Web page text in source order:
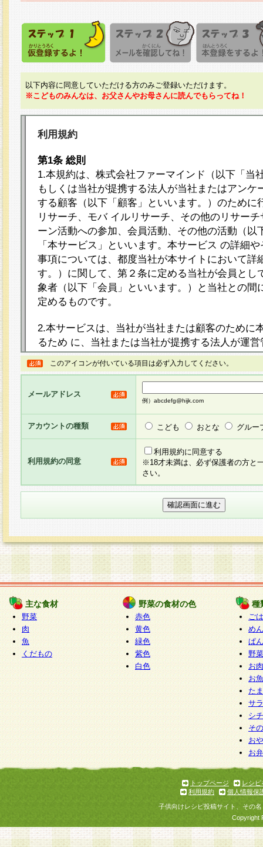
以下内容に同意していただける方のみご登録いただけます。
※こどものみんなは、お父さんやお母さんに読んでもらってね！
利用規約
第1条 総則
1.本規約は、株式会社ファーマインド（以下「当
もしくは当社が提携する法人が当社またはアンケ
する顧客（以下「顧客」といいます。）のために
リサーチ、モバ イルリサーチ、その他のリサー
ーン活動への参加、会員活動、その他の活動（以
「本サービス」といいます。本サービス の詳細
事項については、都度当社が本サイトにおいて詳
す。）に関して、第２条に定める当社が会員とし
象者（以下「会員」といいます。）と当社との間
定めるものです。
2.本サービスは、当社が当社または顧客のために
るため に、当社または当社が提携する法人が運
ト（以下「本サイト」といいます。）上に本サー
ージを設け、会員がアンケー ト調査に回答する
し、その結果を当社が集計・分析その他の利用を
るものです。なお、本サービスは、それぞれの目
員に対して本サービスの依頼を行うこともあり、
た全ての会員に対して本サービスの依頼をすると
りま す。
3.当社は、会員の事前の承諾を得ることなく、当
方 法・手段にて、本規約を任意に制定、変更ま
きるものとします。改定後の本規約等は、本規約
に掲示したときに、その 他の諸規定については
てその効力を生じるものとします。
4.本規約は、会員登録希望者による会員登録手続
の当社による会員登録の承認が完了した時点で会
たものとみなされ、会員に対して適用されるもの
5.当社がお聞きする個人情報は、すべて会員登録
で提 供いただいたものと考えております。従っ
自らの個人情報の提供を希望されない場合には、
をお預かりいたしません が、提供されないこと
商品やサービス等をご利用いただけない場合があ
了承ください。
6.当社は、お客様から当社が保有している個人情
加・ 利用停止等を求められた場合には、ご本人
て確認できた場合に限り、法令に準拠して合理的
いただきます。なお、開示 請求等の請求先は個
ります。
1.会員とは、本規約等を承諾のうえ、当社所定の
了し、当社が承認した者、グループとします。な
が以下に該当する場合は会員登録をすることがで
このアイコンが付いている項目は必ず入力してください。
メールアドレス
例）abcdefg@hijk.com
アカウントの種類 こども おとな グルー
利用規約の同意
利用規約に同意する
※18才未満は、必ず保護者の方と
さい。
主な食材
野菜
肉
魚
くだもの
野菜の食材の色
赤色
黄色
緑色
紫色
白色
種
ご
めん
ぱん
野
お
お
た
サ
シ
そ
お
お
トップページ
レシピ
利用規約
個人情報保
子供向けレシピ投稿サイト、その
Copyright